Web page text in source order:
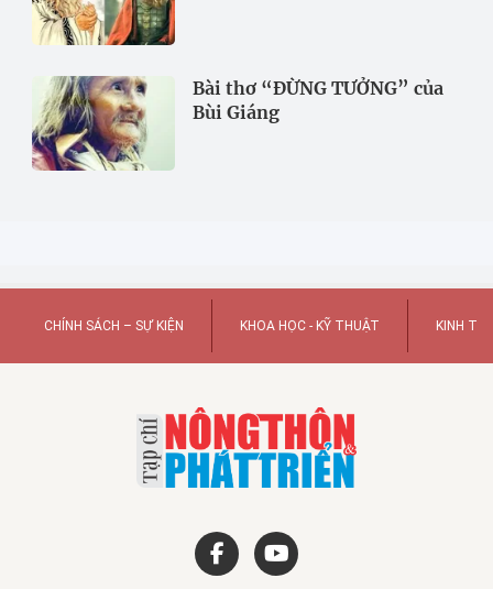
Bài thơ “ĐỪNG TƯỞNG” của
Bùi Giáng
CHÍNH SÁCH – SỰ KIỆN KHOA HỌC - KỸ THUẬT KINH TẾ